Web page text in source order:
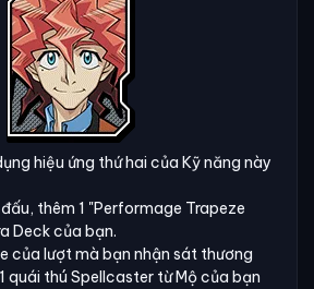
hiệu ứng thứ hai của Kỹ năng này
thêm 1 "Performage Trapeze
Deck của bạn.
của lượt mà bạn nhận sát thương
quái thú Spellcaster từ Mộ của bạn